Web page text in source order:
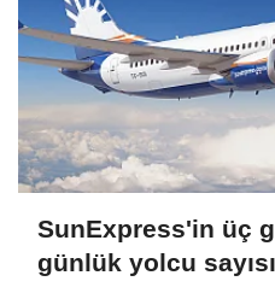
SunExpress'in üç
günlük yolcu